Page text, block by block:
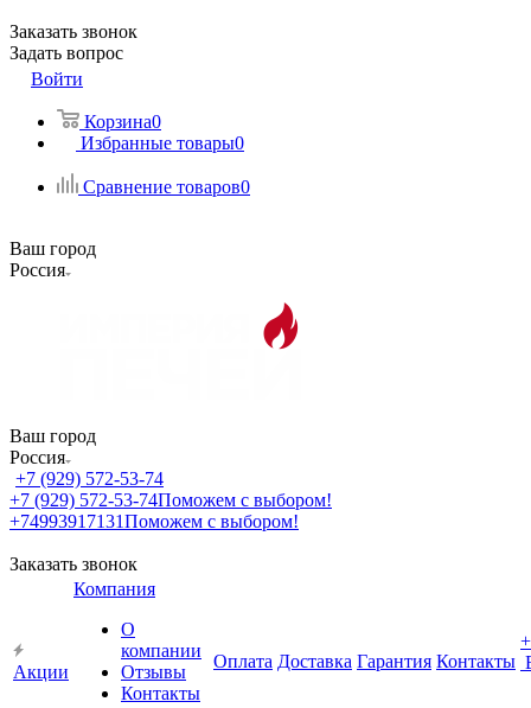
Заказать звонок
Задать вопрос
Войти
Корзина0
Избранные товары0
Сравнение товаров0
Ваш город
Россия
Ваш город
Россия
+7 (929) 572-53-74
+7 (929) 572-53-74Поможем с выбором!
+74993917131Поможем с выбором!
Заказать звонок
Акции
Компания
О
компании
Отзывы
Контакты
Оплата Доставка Гарантия Контакты
+